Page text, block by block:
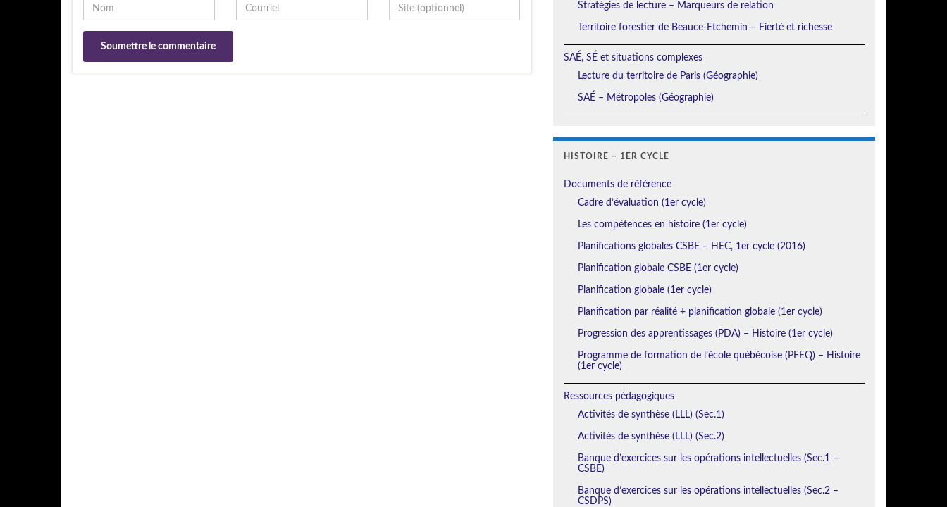
Stratégies de lecture – Marqueurs de relation
Territoire forestier de Beauce-Etchemin – Fierté et richesse
SAÉ, SÉ et situations complexes
Lecture du territoire de Paris (Géographie)
SAÉ – Métropoles (Géographie)
HISTOIRE – 1ER CYCLE
Documents de référence
Cadre d’évaluation (1er cycle)
Les compétences en histoire (1er cycle)
Planifications globales CSBE – HEC, 1er cycle (2016)
Planification globale CSBE (1er cycle)
Planification globale (1er cycle)
Planification par réalité + planification globale (1er cycle)
Progression des apprentissages (PDA) – Histoire (1er cycle)
Programme de formation de l’école québécoise (PFEQ) – Histoire
(1er cycle)
Ressources pédagogiques
Activités de synthèse (LLL) (Sec.1)
Activités de synthèse (LLL) (Sec.2)
Banque d’exercices sur les opérations intellectuelles (Sec.1 –
CSBE)
Banque d’exercices sur les opérations intellectuelles (Sec.2 –
CSDPS)